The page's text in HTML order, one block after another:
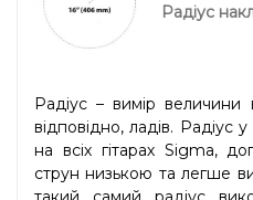
Радіус
Радіус – вимір величини
відповідно, ладів. Радіус
на всіх гітарах Sigma,
струн низькою та легше